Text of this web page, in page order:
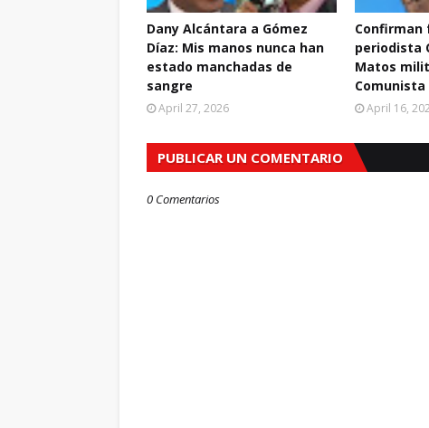
Dany Alcántara a Gómez
Díaz: Mis manos nunca han
estado manchadas de
sangre
April 27, 2026
Confirman
periodista
Matos
Comunista
April 16,
PUBLICAR UN COMENTARIO
0 Comentarios